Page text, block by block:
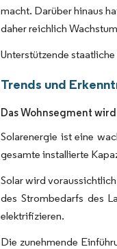
macht. Darüber hinaus
daher reichlich
Unterstützende
Trends und
Das Wohnsegment
Solarenergie ist eine
gesamte installierte
Solar wird
des Strombedarfs des
elektrifizieren.
Die zunehmende